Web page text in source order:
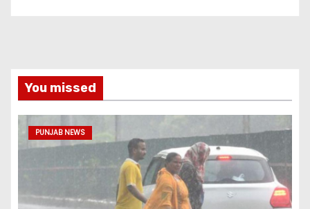
You missed
PUNJAB NEWS